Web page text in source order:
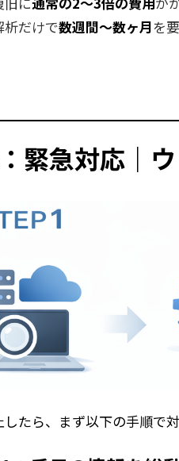
析だけで数週間〜数ヶ月を
緊急対応｜
たら、まず以下の手順で対